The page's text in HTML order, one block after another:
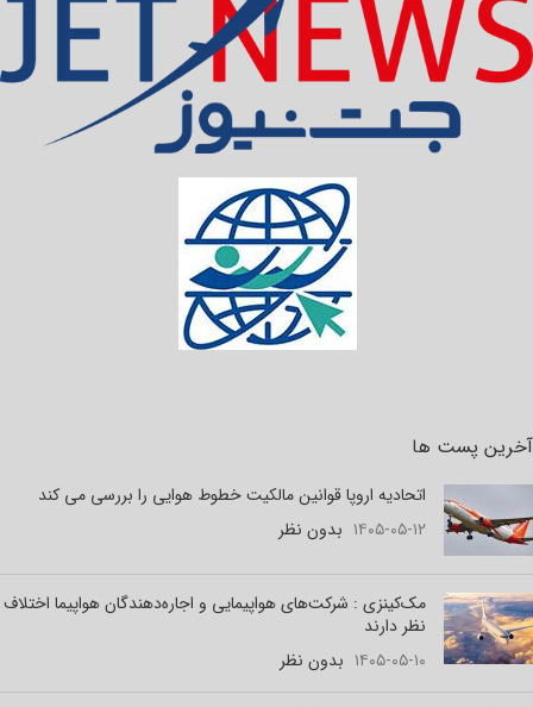
آخرین پست ها
اتحادیه اروپا قوانین مالکیت خطوط هوایی را بررسی می کند
۱۴۰۵-۰۵-۱۲ بدون نظر
مک‌کینزی : شرکت‌های هواپیمایی و اجاره‌دهندگان هواپیما اختلاف
نظر دارند
۱۴۰۵-۰۵-۱۰ بدون نظر